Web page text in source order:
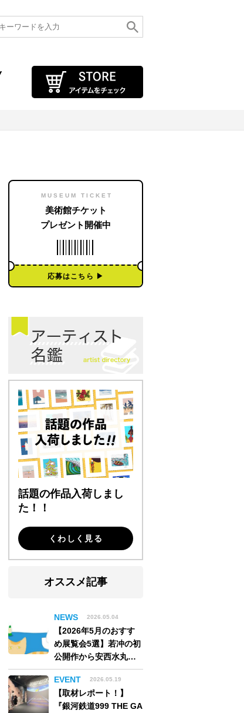
MUSEUM TICKET
美術館チケット
プレゼント開催中
応募はこちら ▶︎
話題の作品入荷しまし
た！！
くわしく見る
オススメ記事
NEWS 2026.05.04
【2026年5月のおすす
め展覧会5選】若冲の初
公開作から安西水丸の
世界、そしてゴッホ
《夜のカフェテラス》
まで
EVENT 2026.05.19
【取材レポート！】
『銀河鉄道999 THE GA